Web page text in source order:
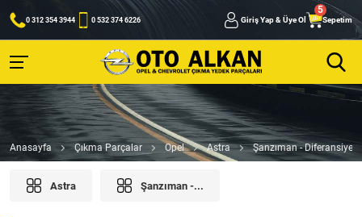
0 312 354 3944 0 532 374 6226 Giriş Yap & Üye Ol Sepetim
Anasayfa Çıkma Parçalar Opel Astra Şanzıman - Diferansiyel
Astra Şanzıman -...